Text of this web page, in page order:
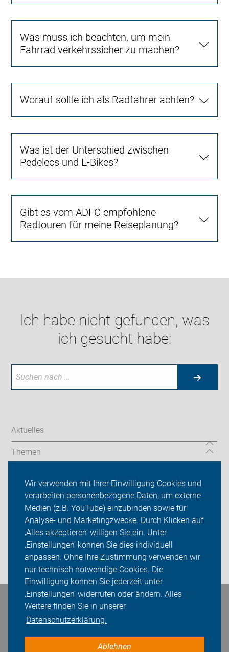
Wir verwenden mit Ihrer Einwilligung Cookies und
verarbeiten personenbezogene Daten, um externe
Medien (z.B. YouTube) einzubinden sowie für
Analyse- und Marketingzwecke. Durch Klicken auf
‚Alles akzeptieren‘ willigen Sie ein. Unter
‚Einstellungen‘ können Sie dies individuell
anpassen. Ohne Ihre Zustimmung verwenden wir
nur technisch notwendige Cookies. Die
Einwilligung können Sie jederzeit unter
‚Einstellungen‘ widerrufen oder ändern. Alles
Weitere finden Sie in unserer
Datenschutzerklärung.
Ablehnen
Was muss ich beachten, um mein
Fahrrad verkehrssicher zu machen?
Worauf sollte ich als Radfahrer achten?
Was ist der Unterschied zwischen
Pedelecs und E-Bikes?
Gibt es vom ADFC empfohlene
Radtouren für meine Reiseplanung?
Ich habe nicht gefunden, was
ich gesucht habe:
Aktuelles
Themen
ADFC Dorsten
Sei dabei
Presse
Login
Bleiben Sie in Kontakt